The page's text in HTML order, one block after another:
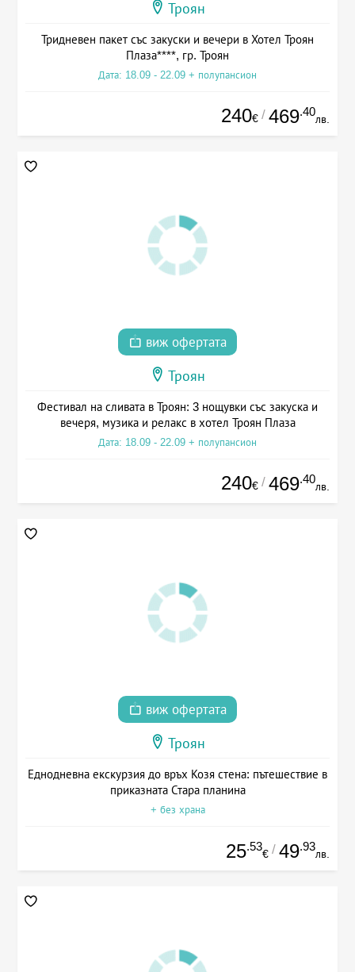
Троян
Тридневен пакет със закуски и вечери в Хотел Троян
Плаза****, гр. Троян
Дата: 18.09 - 22.09 + полупансион
240€ / 469.40
лв.
виж офертата
Троян
Фестивал на сливата в Троян: 3 нощувки със закуска и
вечеря, музика и релакс в хотел Троян Плаза
Дата: 18.09 - 22.09 + полупансион
240€ / 469.40
лв.
виж офертата
Троян
Еднодневна екскурзия до връх Козя стена: пътешествие в
приказната Стара планина
+ без храна
25.53
€ / 49.93
лв.